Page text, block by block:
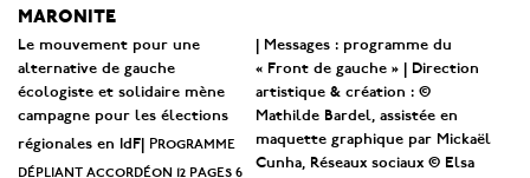
maronite
Le mouvement pour une
alternative de gauche
écologiste et solidaire mène
campagne pour les élections
régionales en IdF
Programme
dépliant accordéon 12 pages 6
| Messages : programme du
« Front de gauche » | Direction
artistique & création : ©
Mathilde Bardel, assistée en
maquette graphique par Mickaël
Cunha, Réseaux sociaux © Elsa